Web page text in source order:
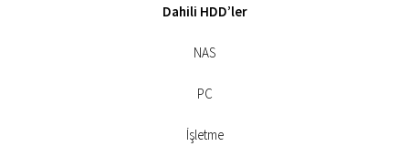
Dahili HDD’ler
NAS
PC
İşletme